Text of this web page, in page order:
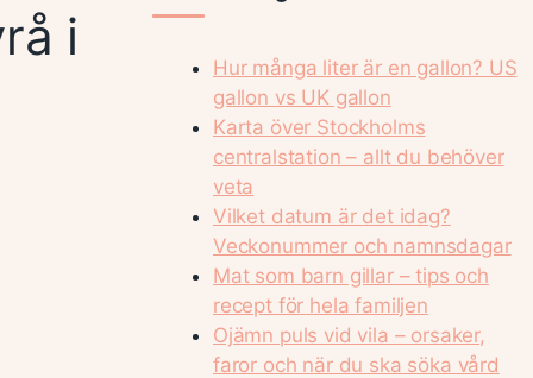
i
Hur många liter är en gallon? US
gallon vs UK gallon
Karta över Stockholms
centralstation – allt du behöver
veta
Vilket datum är det idag?
Veckonummer och namnsdagar
Mat som barn gillar – tips och
recept för hela familjen
Ojämn puls vid vila – orsaker,
faror och när du ska söka vård